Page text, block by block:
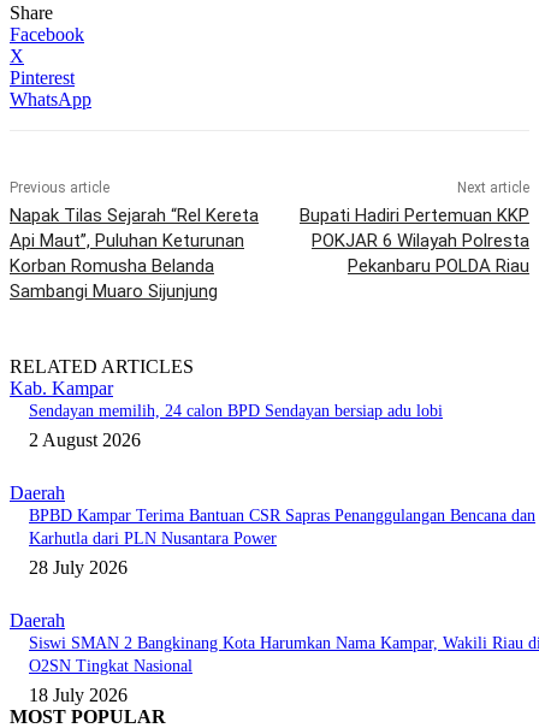
Share
Facebook
X
Pinterest
WhatsApp
Previous article
Napak Tilas Sejarah “Rel Kereta
Api Maut”, Puluhan Keturunan
Korban Romusha Belanda
Sambangi Muaro Sijunjung
Next article
Bupati Hadiri Pertemuan KKP
POKJAR 6 Wilayah Polresta
Pekanbaru POLDA Riau
RELATED ARTICLES
Kab. Kampar
Sendayan memilih, 24 calon BPD Sendayan bersiap adu lobi
2 August 2026
Daerah
BPBD Kampar Terima Bantuan CSR Sapras Penanggulangan Bencana dan
Karhutla dari PLN Nusantara Power
28 July 2026
Daerah
Siswi SMAN 2 Bangkinang Kota Harumkan Nama Kampar, Wakili Riau
O2SN Tingkat Nasional
18 July 2026
MOST POPULAR